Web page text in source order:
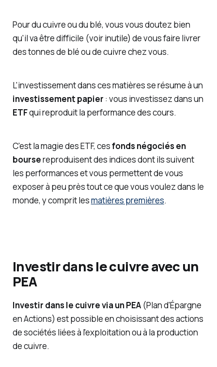
Pour du cuivre ou du blé, vous vous doutez bien
qu'il va être difficile (voir inutile) de vous faire livrer
des tonnes de blé ou de cuivre chez vous.
L'investissement dans ces matières se résume à un
investissement papier : vous investissez dans un
ETFqui reproduit la performance des cours.
C'est la magie des ETF, cesfonds négociés en
boursereproduisent des indices dont ils suivent
les performances et vous permettent de vous
exposer à peu près tout ce que vous voulez dans le
monde, y comprit lesmatières premières.
Investir dans le cuivre avec un
PEA
Investir dans le cuivre via un PEA(Plan d'Épargne
en Actions) est possible en choisissant des actions
de sociétés liées à l'exploitation ou à la production
de cuivre.